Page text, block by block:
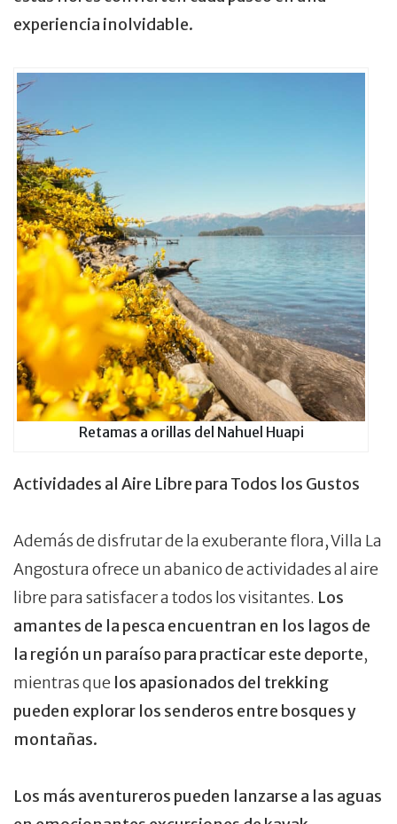
experiencia inolvidable.
Retamas a orillas del Nahuel Huapi
Actividades al Aire Libre para Todos los Gustos
Además de disfrutar de la exuberante flora, Villa La
Angostura ofrece un abanico de actividades al aire
libre para satisfacer a todos los visitantes. Los
amantes de la pesca encuentran en los lagos de
la región un paraíso para practicar este deporte,
mientras que los apasionados del trekking
pueden explorar los senderos entre bosques y
montañas.
Los más aventureros pueden lanzarse a las aguas